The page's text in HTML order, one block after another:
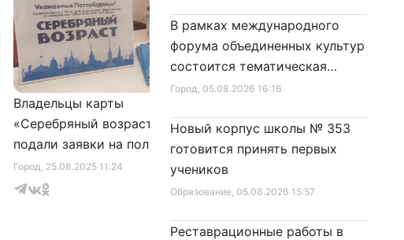
Город, 25.08.2025 11:24
Владельцы карты
«Серебряный возраст»
подали заявки на получение
сертификата для посещения
музеев
Город
Закон «О внесении изменения
в Закон Санкт‑Петербурга
«Социальный кодекс
Санкт‑Петербурга»
Город, 05.08.2026 16:16
В рамках международного
форума объединенных культур
состоится тематическая
секция
Образование, 05.08.2026 15:57
Новый корпус школы № 353
готовится принять первых
учеников
Реставрационные работы в